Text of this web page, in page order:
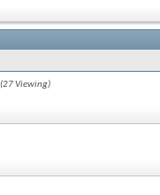
(27 Viewing)